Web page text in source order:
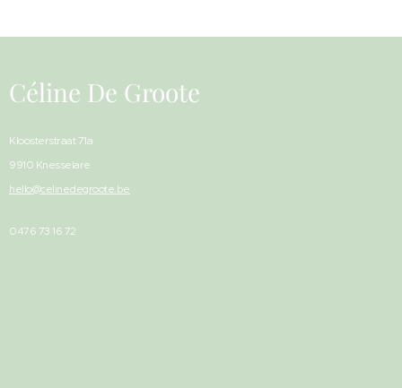
Céline De Groote
Kloosterstraat 71a
9910 Knesselare
hello@celinedegroote.be
0476 73 16 72